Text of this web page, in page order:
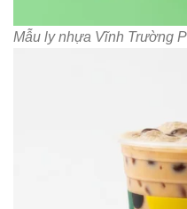
Mẫu ly nhựa Vĩnh Trường